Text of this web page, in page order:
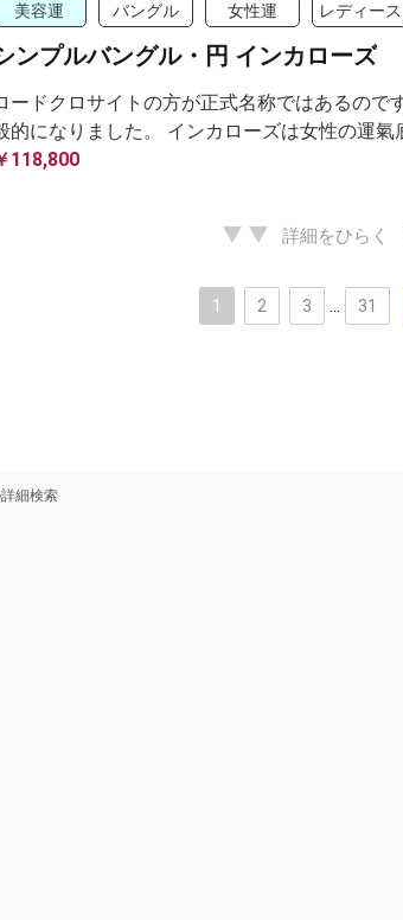
細検索
美容運 バングル 女性運 レディース
ンプルバングル・円 インカローズ
ードクロサイトの方が正式名称ではあるの
的になりました。 インカローズは女性の運氣
118,800
詳細をひらく
1 2 3 31